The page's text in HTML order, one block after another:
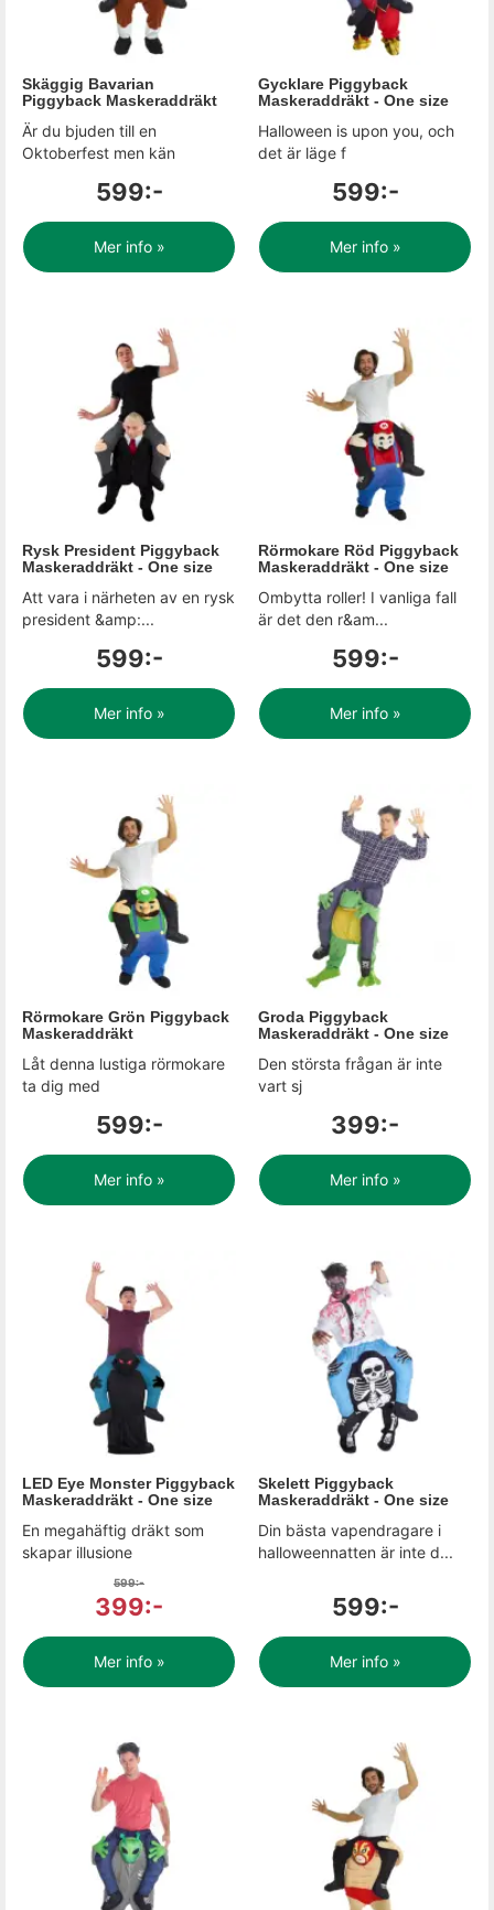
Skäggig Bavarian
Piggyback Maskeraddräkt
Är du bjuden till en
Oktoberfest men kän
599:-
Mer info »
Gycklare Piggyback
Maskeraddräkt - One size
Halloween is upon you, och
det är läge f
599:-
Mer info »
Rysk President Piggyback
Maskeraddräkt - One size
Att vara i närheten av en rysk
president &amp:...
599:-
Mer info »
Rörmokare Röd Piggyback
Maskeraddräkt - One size
Ombytta roller! I vanliga fall
är det den r&am...
599:-
Mer info »
Rörmokare Grön Piggyback
Maskeraddräkt
Låt denna lustiga rörmokare
ta dig med
599:-
Mer info »
Groda Piggyback
Maskeraddräkt - One size
Den största frågan är inte
vart sj
399:-
Mer info »
LED Eye Monster Piggyback
Maskeraddräkt - One size
En megahäftig dräkt som
skapar illusione
599:-
399:-
Mer info »
Skelett Piggyback
Maskeraddräkt - One size
Din bästa vapendragare i
halloweennatten är inte d...
599:-
Mer info »